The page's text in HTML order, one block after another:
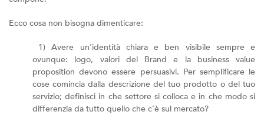
Ecco cosa non bisogna dimenticare:
1) Avere un'identità chiara e ben visibile sempre e
ovunque: logo, valori del Brand e la business value
proposition devono essere persuasivi. Per semplificare le
cose comincia dalla descrizione del tuo prodotto o del tuo
servizio; definisci in che settore si colloca e in che modo si
differenzia da tutto quello che c’è sul mercato?